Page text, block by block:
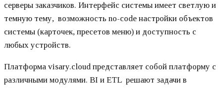
серверы заказчиков. Интерфейс системы имеет светлую и
темную тему, возможность no-code настройки объектов
системы (карточек, пресетов меню) и доступность с
любых устройств.
Платформа visary.cloud представляет собой платформу с
различными модулями. BI и ETL решают задачи в